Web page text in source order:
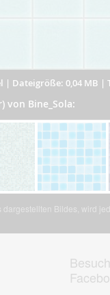
| Dateigröße: 0,04 MB |
von Bine_Sola:
Bildes, wird